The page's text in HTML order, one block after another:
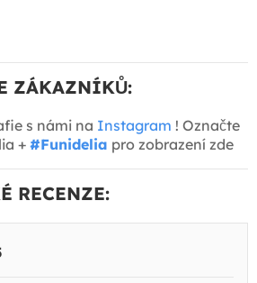
ZÁKAZNÍKŮ:
s námi na Instagram ! Označte
+ #Funidelia pro zobrazení zde
RECENZE: